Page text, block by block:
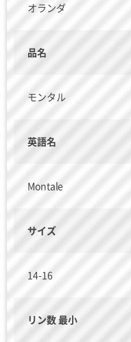
オランダ
品名
モンタル
英語名
Montale
サイズ
14-16
リン数 最小